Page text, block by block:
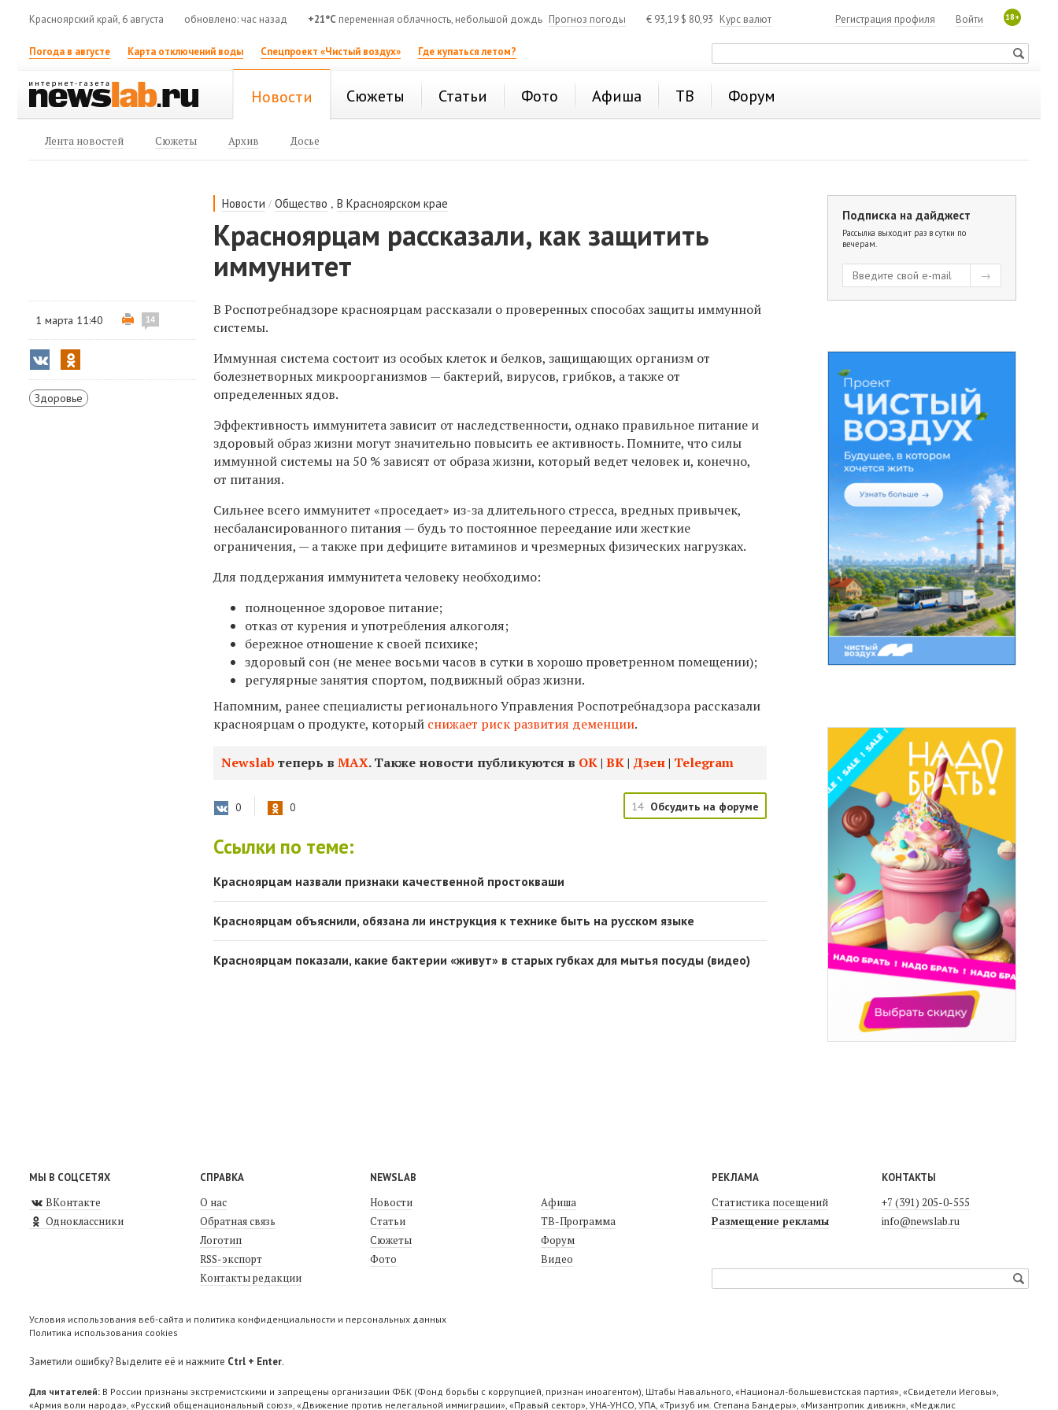
Красноярский край, 6 августа обновлено: час назад +21°C переменная облачность, небольшой дождь Прогноз погоды € 93,19 $ 80,93 Курс валют 18+
Войти
Регистрация профиля
Погода в августе Карта отключений воды Спецпроект «Чистый воздух» Где купаться летом?
Новости Сюжеты Статьи Фото Афиша ТВ Форум
Лента новостей Сюжеты Архив Досье
Новости /Общество ,В Красноярском крае
Красноярцам рассказали, как защитить
иммунитет
1 марта 11:40 14
Здоровье
В Роспотребнадзоре красноярцам рассказали о проверенных способах защиты иммунной
системы.
Иммунная система состоит из особых клеток и белков, защищающих организм от
болезнетворных микроорганизмов — бактерий, вирусов, грибков, а также от
определенных ядов.
Эффективность иммунитета зависит от наследственности, однако правильное питание и
здоровый образ жизни могут значительно повысить ее активность. Помните, что силы
иммунной системы на 50 % зависят от образа жизни, который ведет человек и, конечно,
от питания.
Сильнее всего иммунитет «проседает» из-за длительного стресса, вредных привычек,
несбалансированного питания — будь то постоянное переедание или жесткие
ограничения, — а также при дефиците витаминов и чрезмерных физических нагрузках.
Для поддержания иммунитета человеку необходимо:
полноценное здоровое питание;
отказ от курения и употребления алкоголя;
бережное отношение к своей психике;
здоровый сон (не менее восьми часов в сутки в хорошо проветренном помещении);
регулярные занятия спортом, подвижный образ жизни.
Напомним, ранее специалисты регионального Управления Роспотребнадзора рассказали
красноярцам о продукте, который снижает риск развития деменции.
Newslab теперь вМАХ. Также новости публикуются в ОК| ВК| Дзен| Telegram
0 0 14 Обсудить на форуме
Ссылки по теме:
Красноярцам назвали признаки качественной простокваши
Красноярцам объяснили, обязана ли инструкция к технике быть на русском языке
Красноярцам показали, какие бактерии «живут» в старых губках для мытья посуды (видео)
Подписка на дайджест
Рассылка выходит раз в сутки по
вечерам.
МЫ В СОЦСЕТЯХ
ВКонтакте
Одноклассники
СПРАВКА
О нас
Обратная связь
Логотип
RSS-экспорт
Контакты редакции
NEWSLAB
Новости
Статьи
Сюжеты
Фото
Афиша
ТВ-Программа
Форум
Видео
РЕКЛАМА
Статистика посещений
Размещение рекламы
КОНТАКТЫ
+7 (391) 205-0-555
info@newslab.ru
Условия использования веб-сайта и политика конфиденциальности и персональных данных
Политика использования cookies
Заметили ошибку? Выделите её и нажмите Ctrl + Enter.
Для читателей: В России признаны экстремистскими и запрещены организации ФБК (Фонд борьбы с коррупцией, признан иноагентом), Штабы Навального, «Национал-большевистская партия», «Свидетели Иеговы»,
«Армия воли народа», «Русский общенациональный союз», «Движение против нелегальной иммиграции», «Правый сектор», УНА-УНСО, УПА, «Тризуб им. Степана Бандеры», «Мизантропик дивижн», «Меджлис